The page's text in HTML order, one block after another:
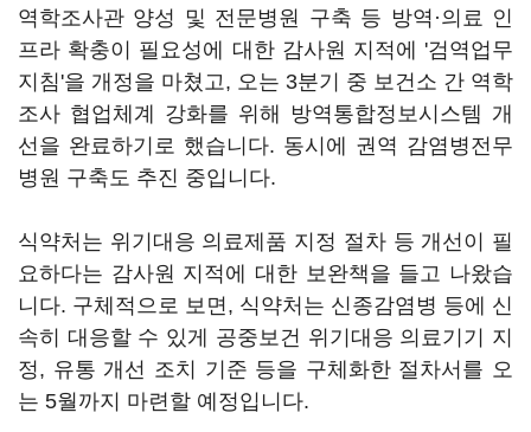
역학조사관 양성 및 전문병원 구축 등 방역·의료 인
프라 확충이 필요성에 대한 감사원 지적에 '검역업무
지침'을 개정을 마쳤고, 오는 3분기 중 보건소 간 역학
조사 협업체계 강화를 위해 방역통합정보시스템 개
선을 완료하기로 했습니다. 동시에 권역 감염병전무
병원 구축도 추진 중입니다.
식약처는 위기대응 의료제품 지정 절차 등 개선이 필
요하다는 감사원 지적에 대한 보완책을 들고 나왔습
니다. 구체적으로 보면, 식약처는 신종감염병 등에 신
속히 대응할 수 있게 공중보건 위기대응 의료기기 지
정, 유통 개선 조치 기준 등을 구체화한 절차서를 오
는 5월까지 마련할 예정입니다.